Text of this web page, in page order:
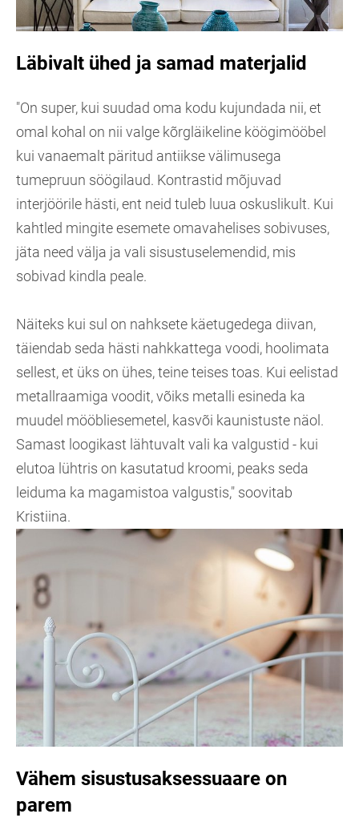
Läbivalt ühed ja samad materjalid
"On super, kui suudad oma kodu kujundada nii, et
omal kohal on nii valge kõrgläikeline köögimööbel
kui vanaemalt päritud antiikse välimusega
tumepruun söögilaud. Kontrastid mõjuvad
interjöörile hästi, ent neid tuleb luua oskuslikult. Kui
kahtled mingite esemete omavahelises sobivuses,
jäta need välja ja vali sisustuselemendid, mis
sobivad kindla peale.
Näiteks kui sul on nahksete käetugedega diivan,
täiendab seda hästi nahkkattega voodi, hoolimata
sellest, et üks on ühes, teine teises toas. Kui eelistad
metallraamiga voodit, võiks metalli esineda ka
muudel mööbliesemetel, kasvõi kaunistuste näol.
Samast loogikast lähtuvalt vali ka valgustid - kui
elutoa lühtris on kasutatud kroomi, peaks seda
leiduma ka magamistoa valgustis," soovitab
Kristiina.
Vähem sisustusaksessuaare on
parem